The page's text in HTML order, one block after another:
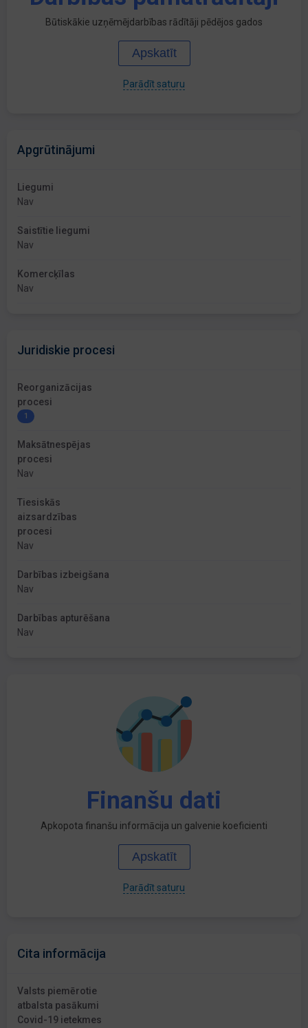
Būtiskākie uzņēmējdarbības rādītāji pēdējos gados
Apskatīt
Parādīt saturu
Apgrūtinājumi
Liegumi
Nav
Saistītie liegumi
Nav
Komercķīlas
Nav
Juridiskie procesi
Reorganizācijas
procesi
1
Maksātnespējas
procesi
Nav
Tiesiskās
aizsardzības
procesi
Nav
Darbības izbeigšana
Nav
Darbības apturēšana
Nav
Finanšu dati
Apkopota finanšu informācija un galvenie koeficienti
Apskatīt
Parādīt saturu
Cita informācija
Valsts piemērotie
atbalsta pasākumi
Covid-19 ietekmes